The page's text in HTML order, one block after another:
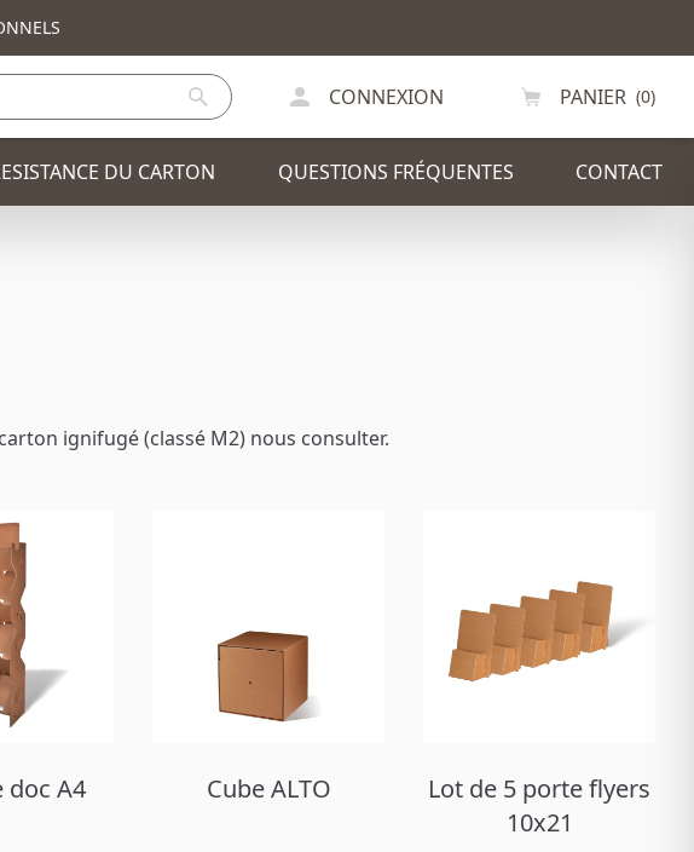
CONNEXION PANIER (0)
TABLE BASSE
DU CARTON QUESTIONS FRÉQUENTES CONTACT
SAPIN DE NOEL
EXCEPTIONS
ignifugé (classé M2) nous consulter.
doc A4 Cube ALTO
Lot de 5 porte flyers
10x21